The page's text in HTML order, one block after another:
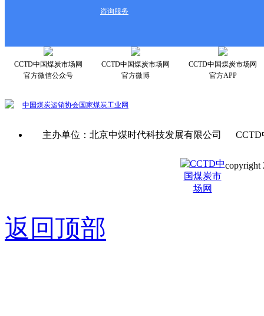
咨询服务
CCTD中国煤炭市场网
官方微信公众号
CCTD中国煤炭市场网
官方微博
CCTD中国煤炭市场网
官方APP
中国煤炭运销协会国家煤炭工业网
主办单位：北京中煤时代科技发展有限公司
copyright
返回顶部